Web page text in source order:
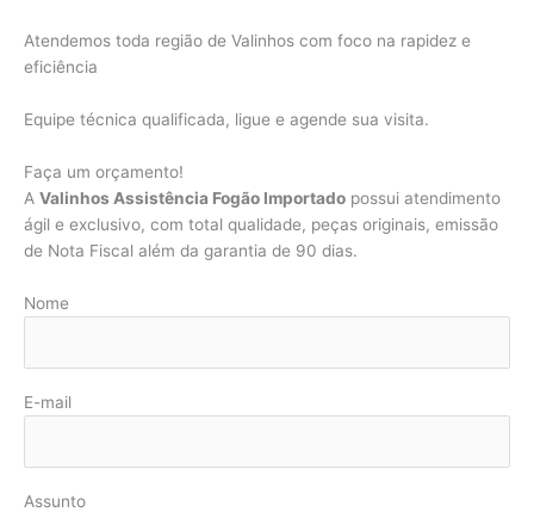
Atendemos toda região de Valinhos com foco na rapidez e
eficiência
Equipe técnica qualificada, ligue e agende sua visita.
Faça um orçamento!
A Valinhos Assistência Fogão Importado possui atendimento
ágil e exclusivo, com total qualidade, peças originais, emissão
de Nota Fiscal além da garantia de 90 dias.
Nome
E-mail
Assunto